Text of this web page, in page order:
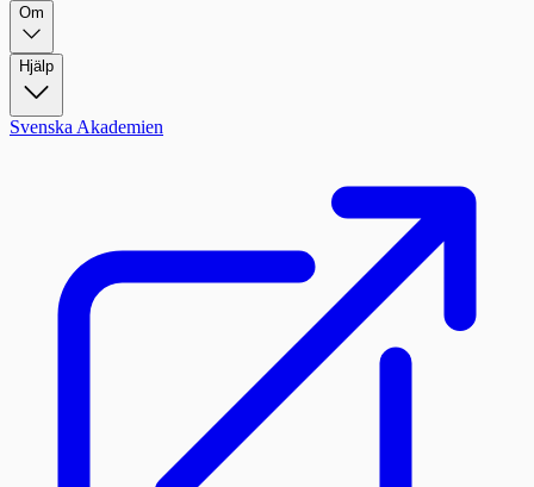
Om
Hjälp
Svenska Akademien